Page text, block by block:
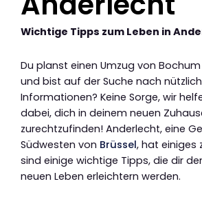
Wichtige Tipps zum Leben in
Du planst einen Umzug von
und bist auf der Suche nach
Informationen? Keine Sorge, wir
dabei, dich in deinem neuen
zurechtzufinden! Anderlecht, eine
Südwesten von Brüssel, hat einiges
sind einige wichtige Tipps, die dir
neuen Leben erleichtern werden.